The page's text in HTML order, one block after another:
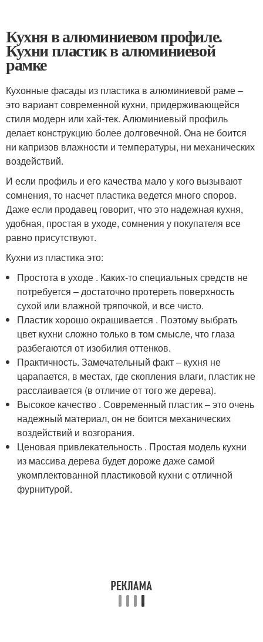
Кухня в алюминиевом профиле.
Кухни пластик в алюминиевой
рамке
Кухонные фасады из пластика в алюминиевой раме –
это вариант современной кухни, придерживающейся
стиля модерн или хай-тек. Алюминиевый профиль
делает конструкцию более долговечной. Она не боится
ни капризов влажности и температуры, ни механических
воздействий.
И если профиль и его качества мало у кого вызывают
сомнения, то насчет пластика ведется много споров.
Даже если продавец говорит, что это надежная кухня,
удобная, простая в уходе, сомнения у покупателя все
равно присутствуют.
Кухни из пластика это:
Простота в уходе . Каких-то специальных средств не
потребуется – достаточно протереть поверхность
сухой или влажной тряпочкой, и все чисто.
Пластик хорошо окрашивается . Поэтому выбрать
цвет кухни сложно только в том смысле, что глаза
разбегаются от изобилия оттенков.
Практичность. Замечательный факт – кухня не
царапается, в местах, где скопления влаги, пластик не
расслаивается (в отличие от того же дерева).
Высокое качество . Современный пластик – это очень
надежный материал, он не боится механических
воздействий и возгорания.
Ценовая привлекательность . Простая модель кухни
из массива дерева будет дороже даже самой
укомплектованной пластиковой кухни с отличной
фурнитурой.